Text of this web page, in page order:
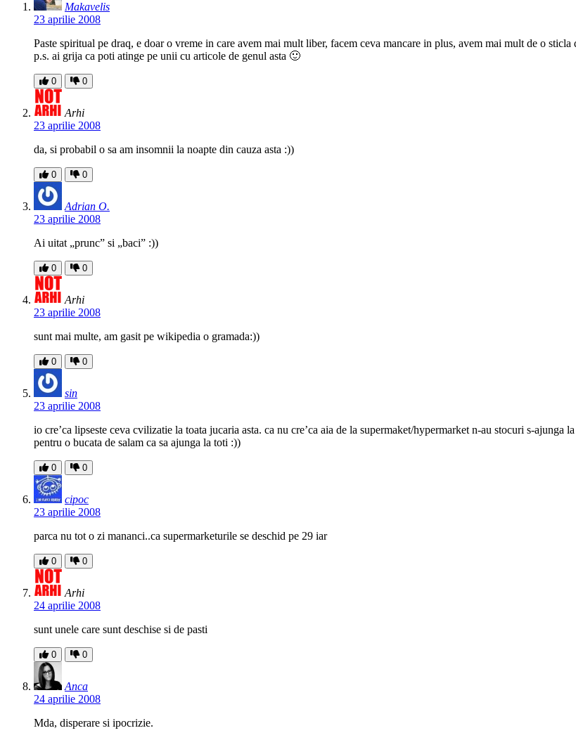
Makavelis
23 aprilie 2008
Paste spiritual pe draq, e doar o vreme in care avem mai mult liber, facem ceva mancare in plus, avem mai mult de o
p.s. ai grija ca poti atinge pe unii cu articole de genul asta 🙂
0 0
Arhi
23 aprilie 2008
da, si probabil o sa am insomnii la noapte din cauza asta :))
0 0
Adrian O.
23 aprilie 2008
Ai uitat „prunc” si „baci” :))
0 0
Arhi
23 aprilie 2008
sunt mai multe, am gasit pe wikipedia o gramada:))
0 0
sin
23 aprilie 2008
io cre’ca lipseste ceva cvilizatie la toata jucaria asta. ca nu cre’ca aia de la supermaket/hypermarket n-au stocuri s-ajunga
pentru o bucata de salam ca sa ajunga la toti :))
0 0
cipoc
23 aprilie 2008
parca nu tot o zi mananci..ca supermarketurile se deschid pe 29 iar
0 0
Arhi
24 aprilie 2008
sunt unele care sunt deschise si de pasti
0 0
Anca
24 aprilie 2008
Mda, disperare si ipocrizie.